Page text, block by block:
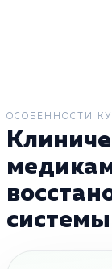
ОСОБЕННОСТИ
системы